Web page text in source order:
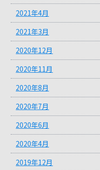
2021年4月
2021年3月
2020年12月
2020年11月
2020年8月
2020年7月
2020年6月
2020年4月
2019年12月